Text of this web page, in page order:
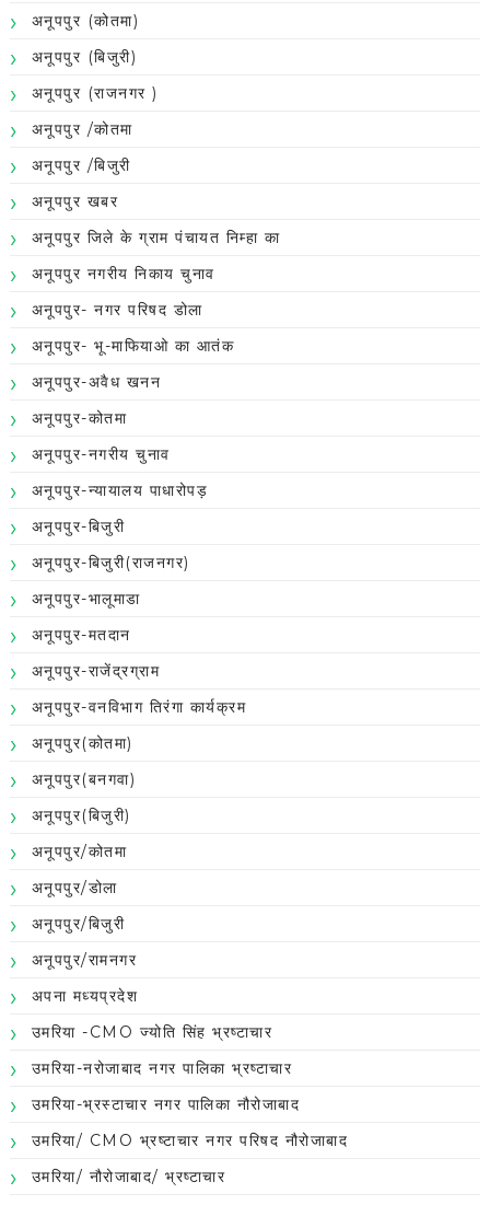
अनूपपुर (कोतमा)
अनूपपुर (बिजुरी)
अनूपपुर (राजनगर )
अनूपपुर /कोतमा
अनूपपुर /बिजुरी
अनूपपुर खबर
अनूपपुर जिले के ग्राम पंचायत निम्हा का
अनूपपुर नगरीय निकाय चुनाव
अनूपपुर- नगर परिषद डोला
अनूपपुर- भू-माफियाओ का आतंक
अनूपपुर-अवैध खनन
अनूपपुर-कोतमा
अनूपपुर-नगरीय चुनाव
अनूपपुर-न्यायालय पाधारोपड़
अनूपपुर-बिजुरी
अनूपपुर-बिजुरी(राजनगर)
अनूपपुर-भालूमाडा
अनूपपुर-मतदान
अनूपपुर-राजेंद्रग्राम
अनूपपुर-वनविभाग तिरंगा कार्यक्रम
अनूपपुर(कोतमा)
अनूपपुर(बनगवा)
अनूपपुर(बिजुरी)
अनूपपुर/कोतमा
अनूपपुर/डोला
अनूपपुर/बिजुरी
अनूपपुर/रामनगर
अपना मध्यप्रदेश
उमरिया -CMO ज्योति सिंह भ्रष्टाचार
उमरिया-नरोजाबाद नगर पालिका भ्रष्टाचार
उमरिया-भ्रस्टाचार नगर पालिका नौरोजाबाद
उमरिया/ CMO भ्रष्टाचार नगर परिषद नौरोजाबाद
उमरिया/ नौरोजाबाद/ भ्रष्टाचार